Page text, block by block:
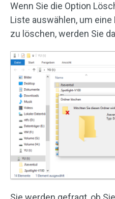
Wenn Sie die Option
Liste auswählen, um
zu löschen, werden Sie